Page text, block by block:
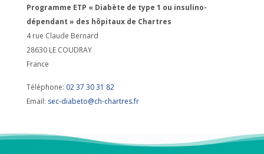
Programme ETP « Diabète de type 1 ou insulino-
dépendant » des hôpitaux de Chartres
4 rue Claude Bernard
28630 LE COUDRAY
France
Téléphone: 02 37 30 31 82
Email: sec-diabeto@ch-chartres.fr